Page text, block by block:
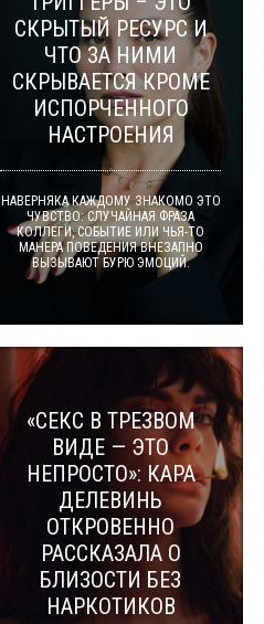
СКРЫТЫЙ РЕСУРС И
ЧТО ЗА НИМИ
СКРЫВАЕТСЯ КРОМЕ
ИСПОРЧЕННОГО
НАСТРОЕНИЯ
НАВЕРНЯКА КАЖДОМУ ЗНАКОМО ЭТО
ЧУВСТВО: СЛУЧАЙНАЯ ФРАЗА
КОЛЛЕГИ, СОБЫТИЕ ИЛИ ЧЬЯ-ТО
МАНЕРА ПОВЕДЕНИЯ ВНЕЗАПНО
ВЫЗЫВАЮТ БУРЮ ЭМОЦИЙ.
«СЕКС В ТРЕЗВОМ
ВИДЕ — ЭТО
НЕПРОСТО»: КАРА
ДЕЛЕВИНЬ
ОТКРОВЕННО
РАССКАЗАЛА О
БЛИЗОСТИ БЕЗ
НАРКОТИКОВ